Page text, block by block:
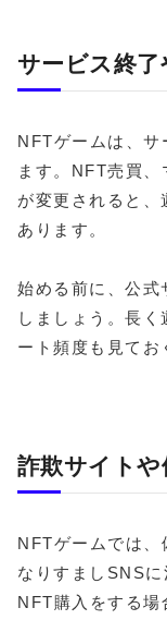
サービス終
NFTゲームは、サ
ます。NFT売買
が変更されると、
あります。
始める前に、公式
しましょう。長
ート頻度も見てお
詐欺サイト
NFTゲームでは、
なりすましSNS
NFT購入をする場